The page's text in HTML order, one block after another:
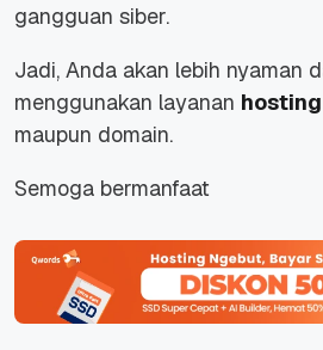
gangguan siber.
Jadi, Anda akan lebih nyaman
menggunakan layanan
maupun domain.
Semoga bermanfaat